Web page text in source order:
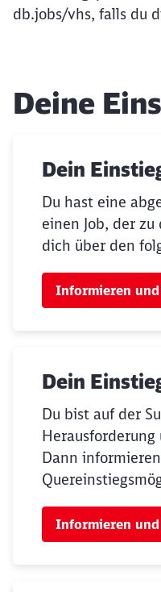
db.jobs/vhs, falls du
Deine
Dein
Du hast eine
einen Job, der
dich über den
Informieren
Dein
Du bist auf der
Herausforderung
Dann
Informieren